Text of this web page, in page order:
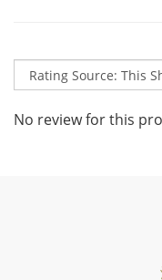
No review for this